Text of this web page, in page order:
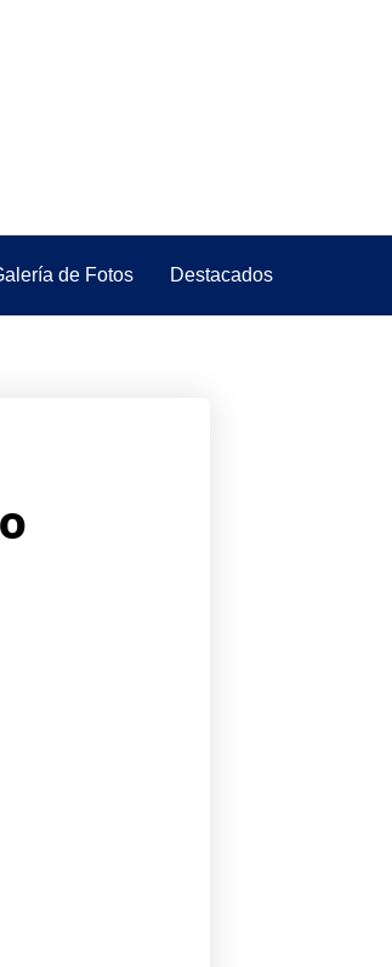
de Fotos Destacados